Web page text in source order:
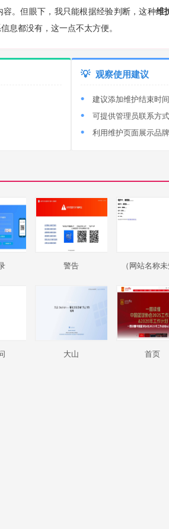
。但眼下，我只能根据经验判断，这种维
息都没有，这一点不太方便。
💡 观察使用建议
建议添加维护结束时间
可提供管理员联系方式
利用维护页面展示品
警告 （网站名称未
大山 首页